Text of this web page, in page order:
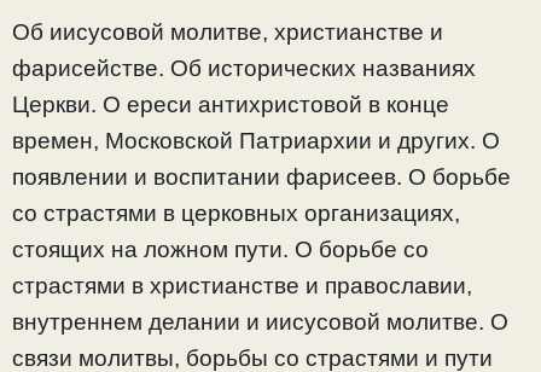
Об иисусовой молитве, христианстве и
фарисействе. Об исторических названиях
Церкви. О ереси антихристовой в конце
времен, Московской Патриархии и других. О
появлении и воспитании фарисеев. О борьбе
со страстями в церковных организациях,
стоящих на ложном пути. О борьбе со
страстями в христианстве и православии,
внутреннем делании и иисусовой молитве. О
связи молитвы, борьбы со страстями и пути